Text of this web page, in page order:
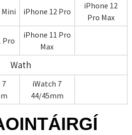
Mini iPhone 12 Pro
iPhone 12
Pro Max
Pro
iPhone 11 Pro
Max
Wath
7
iWatch 7
44/45mm
TÁIRGÍ